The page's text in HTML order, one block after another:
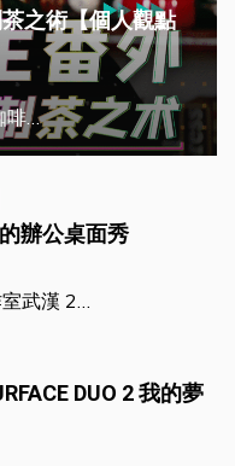
之術【個人觀點
啡…
辦公桌面秀
武漢 2…
DUO 2 我的夢